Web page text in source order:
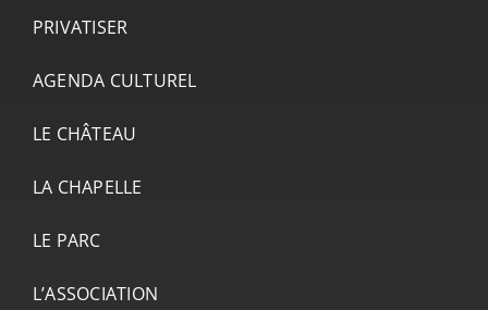
PRIVATISER
AGENDA CULTUREL
LE CHÂTEAU
LA CHAPELLE
LE PARC
L’ASSOCIATION